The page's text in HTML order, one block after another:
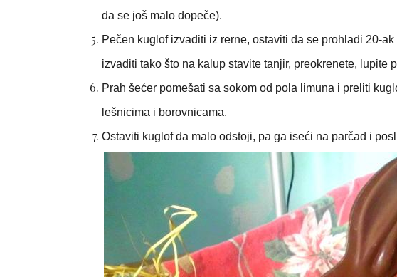
da se još malo dopeče).
Pečen kuglof izvaditi iz rerne, ostaviti da se prohladi 20-
izvaditi tako što na kalup stavite tanjir, preokrenete, lupite
Prah šećer pomešati sa sokom od pola limuna i preliti
lešnicima i borovnicama.
Ostaviti kuglof da malo odstoji, pa ga iseći na parčad i